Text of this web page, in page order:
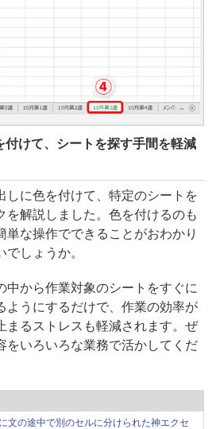
付けて、シートを探す手間を軽減
に色を付けて、特定のシートを
を解説しました。色を付けるのも
単な操作でできることがおわかり
しょうか。
から作業対象のシートをすぐに
ようにするだけで、作業の効率が
まるストレスも軽減されます。ぜ
をいろいろな業務で活かしてくだ
文の途中で別のセルに分けられた神エクセ